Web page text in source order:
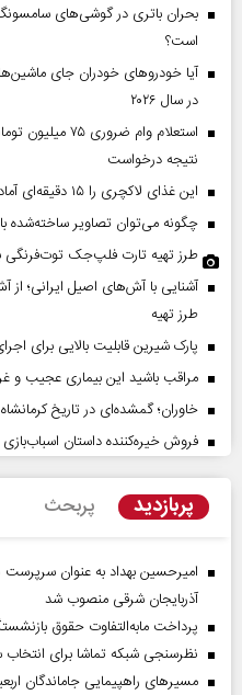
است؟
آیا خودروهای خودران جای
در سال ۲۰۲۶
استعلام وام
نتیجه درخواست
این غذای لاکچری را ۱۵ دقیقه‌ای آماده کنید
چگونه می‌توان تصاویر
طرز تهیه تارت فلپ‌جک توت‌فرنگی
آشنایی با آش‌های اصیل ایرانی؛
طرز تهیه
پارک شیرین قابلیت‌ بالایی برای
مراقب باشید این بیماری عجیب و
خاوران؛ گمشده‌ای در تاریخ کرمانشاه
فروش خیره‌کننده داستان اسباب‌بازی ۵؛ بزرگ‌ترین افتتاحیه سال برای پیکسار
پربازدید پربحث
امیرحسین بهداد به عنوان
آذربایجان شرقی منصوب شد
پرداخت مابه‌التفاوت حقوق
نظرسنجی شبکه تماشا برای
مسیر‌های راهپیمایی جاماندگان